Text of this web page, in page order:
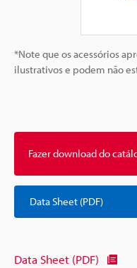
*Note que os acessórios
ilustrativos e podem não
Fazer download do
Data Sheet (PDF)
Data Sheet (PDF)